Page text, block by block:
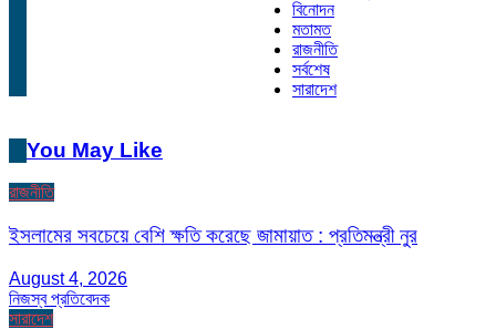
বিনোদন
মতামত
রাজনীতি
সর্বশেষ
সারাদেশ
You May Like
রাজনীতি
ইসলামের সবচেয়ে বেশি ক্ষতি করেছে জামায়াত : প্রতিমন্ত্রী নুর
August 4, 2026
নিজস্ব প্রতিবেদক
সারাদেশ